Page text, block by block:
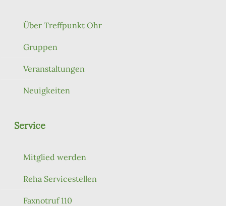
Über Treffpunkt Ohr
Gruppen
Veranstaltungen
Neuigkeiten
Service
Mitglied werden
Reha Servicestellen
Faxnotruf 110